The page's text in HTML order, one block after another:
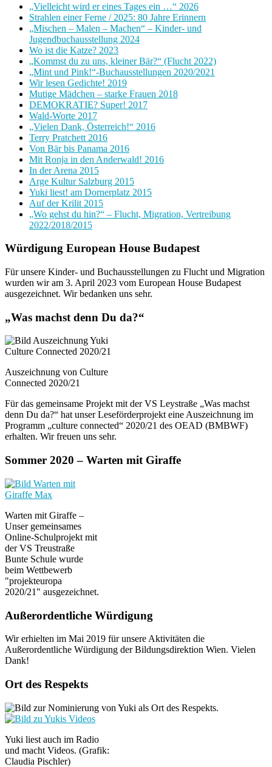
„Vielleicht wird er eines Tages ein …“ 2026
Strahlen einer Ferne / 2025: 80 Jahre Erinnern
„Mischen – Malen – Machen“ – Kinder- und
Jugendbuchausstellung 2024
Wo ist die Katze? 2023
„Kommst du zu uns, kleiner Bär?“ (Flucht 2022)
„Mint und Pink!“-Buchausstellungen 2020/2021
Wir lesen Gedichte! 2019
Mutige Mädchen – starke Frauen 2018
DEMOKRATIE? Super! 2017
Wald-Worte 2017
„Vielen Dank, Österreich!“ 2016
Terry Pratchett 2016
Von Bär bis Panama 2016
Mit Ronja in den Anderwald! 2016
In der Arena 2015
Arge Kultur Salzburg 2015
Yuki liest! am Dornerplatz 2015
Auf der Krilit 2015
„Wo gehst du hin?“ – Flucht, Migration, Vertreibung
2022/2018/2015
Würdigung European House Budapest
Für unsere Kinder- und Buchausstellungen zu Flucht und Migration
wurden wir am 3. April 2023 vom European House Budapest
ausgezeichnet. Wir bedanken uns sehr.
„Was machst denn Du da?“
Auszeichnung von Culture
Connected 2020/21
Für das gemeinsame Projekt mit der VS Leystraße „Was machst
denn Du da?“ hat unser Leseförderprojekt eine Auszeichnung im
Programm „culture connected“ 2020/21 des OEAD (BMBWF)
erhalten. Wir freuen uns sehr.
Sommer 2020 – Warten mit Giraffe
Warten mit Giraffe –
Unser gemeinsames
Online-Schulprojekt mit
der VS Treustraße
Bunte Schule wurde
beim Wettbewerb
"projekteuropa
2020/21" ausgezeichnet.
Außerordentliche Würdigung
Wir erhielten im Mai 2019 für unsere Aktivitäten die
Außerordentliche Würdigung der Bildungsdirektion Wien. Vielen
Dank!
Ort des Respekts
Yuki liest auch im Radio
und macht Videos. (Grafik:
Claudia Pischler)